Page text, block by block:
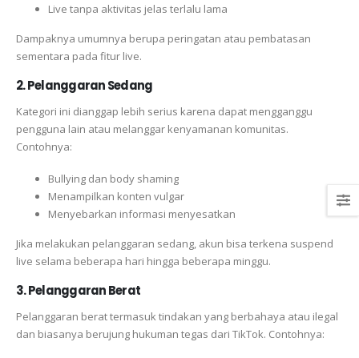
Live tanpa aktivitas jelas terlalu lama
Dampaknya umumnya berupa peringatan atau pembatasan
sementara pada fitur live.
2. Pelanggaran Sedang
Kategori ini dianggap lebih serius karena dapat mengganggu
pengguna lain atau melanggar kenyamanan komunitas.
Contohnya:
Bullying dan body shaming
Menampilkan konten vulgar
Menyebarkan informasi menyesatkan
Jika melakukan pelanggaran sedang, akun bisa terkena suspend
live selama beberapa hari hingga beberapa minggu.
3. Pelanggaran Berat
Pelanggaran berat termasuk tindakan yang berbahaya atau ilegal
dan biasanya berujung hukuman tegas dari TikTok. Contohnya: